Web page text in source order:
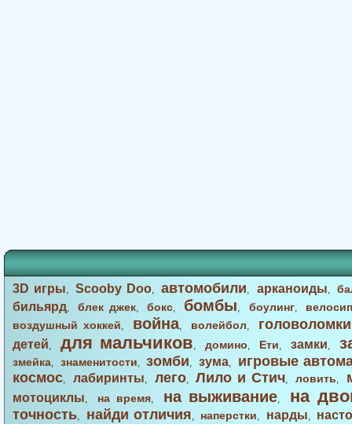
3D игры,Scooby Doo,автомобили, арканоиды,
бильярд,блек джек,бокс, бомбы, боулинг,
воздушный хоккей, война, волейбол, головоломки
детей, для мальчиков, домино, Ети, замки,
змейка, знаменитости,зомби, зума,
игровые
космос, лабиринты, лего,Лило и Стич,ловить,
мотоциклы, на время, на выживание, на
точность, найди отличия, наперстки, нарды,